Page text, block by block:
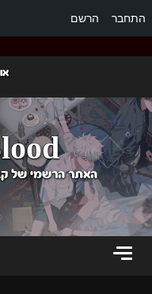
התחבר הרשם
content
האתר הרשמי של